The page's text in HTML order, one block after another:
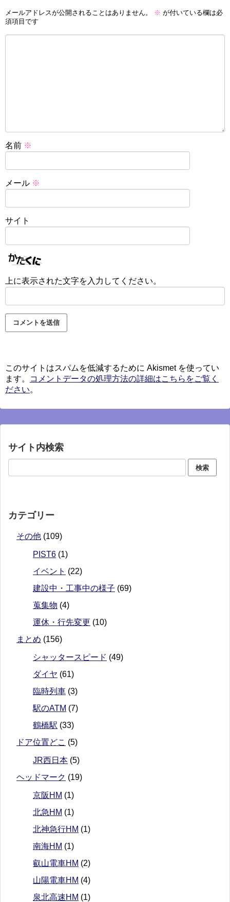
メールアドレスが公開されることはありません。 ※ が付いている欄は必
須項目です
名前 ※
メール ※
サイト
上に表示された文字を入力してください。
このサイトはスパムを低減するために Akismet を使ってい
ます。
コメントデータの処理方法の詳細はこちらをご覧く
ださい。
サイト内検索
カテゴリー
その他 (109)
PIST6 (1)
イベント (22)
建設中・工事中の様子 (69)
蒐集物 (4)
運休・行先変更 (10)
まとめ (156)
シャッタースピード (49)
ダイヤ (61)
臨時列車 (3)
駅のATM (7)
鶴橋駅 (33)
ドア位置どこ (5)
JR西日本 (5)
ヘッドマーク (19)
京阪HM (1)
北急HM (1)
北神急行HM (1)
南海HM (1)
叡山電車HM (2)
山陽電車HM (4)
泉北高速HM (1)